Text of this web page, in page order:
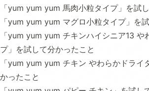
「yum yum yum 馬肉小粒タイプ」を試
「yum yum yum マグロ小粒タイプ」を
「yum yum yum チキンハイシニア13 や
プ」を試して分かったこと
「yum yum yum チキン やわらかドライ
かったこと